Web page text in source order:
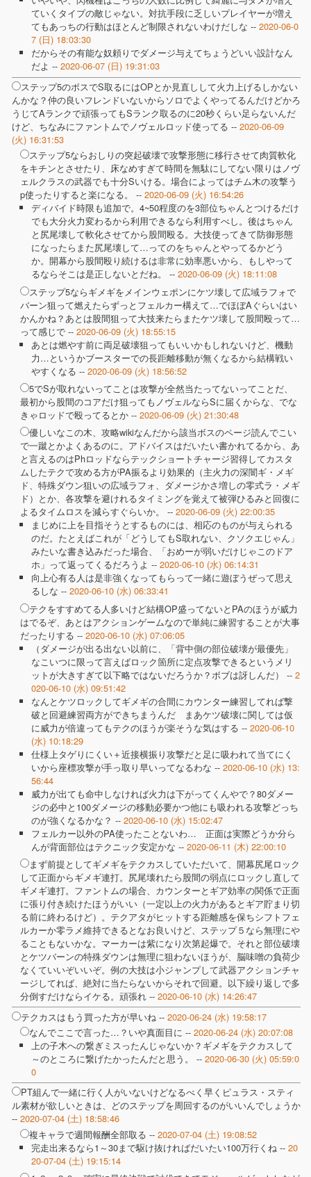
ていくタイプの敵じゃない。対抗手段に乏しいプレイヤーが増え
てもあっちの行動はほとんど制限されないわけだしな -- 2020-06-0
7 (日) 18:03:30
だからその有能な奴頼りでダメージ与えてちょうどいい設計なん
だよ -- 2020-06-07 (日) 19:31:03
ステップ5のボスでS取るにはOPとか見直しして火力上げるしかない
んかな？仲の良いフレンドいないからソロでよくやってるんだけどかろ
うじてAランクで頑張ってもSランク取るのに20秒くらい足らないんだ
けど、ちなみにファントムでノヴェルロッド使ってる -- 2020-06-09
(火) 16:31:53
ステップ5ならおしりの突起破壊で攻撃形態に移行させて肉質軟化
をキチンとさせたり、床なめすぎて時間を無駄にしてない限りはノヴ
ェルクラスの武器でも十分Sいける。場合によってはチム木の攻撃う
p使ったりすると楽になる。 -- 2020-06-09 (火) 16:54:26
ディバイド時限も追加で。4~50程度のを3部位ちゃんとつけるだけ
でも大分火力変わるから利用できるなら利用すべし。後はちゃん
と尻尾壊して軟化させてから股間殴る。大技使ってきて防御形態
になったらまた尻尾壊して…ってのをちゃんとやってるかどう
か。開幕から股間殴り続けるは非常に効率悪いから、もしやって
るならそこは是正しないとだね。 -- 2020-06-09 (火) 18:11:08
ステップ5ならギメギをメインウェポンにケツ壊して広域ラフォで
バーン狙って燃えたらずっとフェルカー構えて…でほぼAぐらいはい
かんかね？あとは股間狙って大技来たらまたケツ壊して股間殴って…
って感じで -- 2020-06-09 (火) 18:55:15
あとは燃やす前に両足破壊狙ってもいいかもしれないけど、機動
力…というかブースターでの長距離移動が無くなるから結構戦い
やすくなる -- 2020-06-09 (火) 18:56:52
5でSが取れないってことは攻撃が全然当たってないってことだ、
最初から股間のコアだけ狙ってもノヴェルならSに届くからな、でな
きゃロッドで殴ってるとか -- 2020-06-09 (火) 21:30:48
優しいなこの木、攻略wikiなんだから該当ボスのページ読んでこい
で一蹴とかよくあるのに。アドバイスはだいたい書かれてるから、あ
と言えるのはPhロッドならテックショートチャージ習得してカスタ
ムしたテクで攻める方がPA振るより効果的（主火力の深闇ギ・メギ
ド、特殊ダウン狙いの広域ラフォ、ダメージかさ増しの零式ラ・メギ
ド）とか、各攻撃を避けれるタイミングを覚えて被弾ひるみと回復に
よるタイムロスを減らすぐらいか。 -- 2020-06-09 (火) 22:00:35
まじめに上を目指そうとするものには、相応のものが与えられる
のだ。たとえばこれが「どうしてもS取れない、クソクエじゃん」
みたいな書き込みだった場合、「おめーが弱いだけじゃこのドア
ホ」って返ってくるだろうよ -- 2020-06-10 (水) 06:14:31
向上心有る人は是非強くなってもらって一緒に遊ぼうぜって思え
るしな -- 2020-06-10 (水) 06:33:41
テクをすすめてる人多いけど結構OP盛ってないとPAのほうが威力
はでるぞ、あとはアクションゲームなので単純に練習することが大事
だったりする -- 2020-06-10 (水) 07:06:05
（ダメージが出る出ない以前に、「背中側の部位破壊が最優先」
なこいつに限って言えばロック箇所に定点攻撃できるというメリ
ットが大きすぎて以下略ではないだろうか？ボブは訝しんだ） -- 2
020-06-10 (水) 09:51:42
なんとケツロックしてギメギの合間にカウンター練習してれば撃
破と回避練習両方ができちまうんだ まあケツ破壊に関しては仮
に威力が倍違ってもテクのほうが楽そうな気はする -- 2020-06-10
(水) 10:18:29
仕様上タゲりにくい＋近接横振り攻撃だと足に吸われて当てにく
いから座標攻撃が手っ取り早いってなるわな -- 2020-06-10 (水) 13:
56:44
威力が出ても命中しなければ火力は下がってくんやで？80ダメー
ジの必中と100ダメージの移動必要かつ他にも吸われる攻撃どっち
のが強くなるかな？ -- 2020-06-10 (水) 15:02:47
フェルカー以外のPA使ったことないわ… 正面は実際どうか分ら
んが背面部位はテクニック安定かな -- 2020-06-11 (木) 22:00:10
まず前提としてギメギをテクカスしていただいて、開幕尻尾ロック
して正面からギメギ連打。尻尾壊れたら股間の弱点にロックし直して
ギメギ連打。ファントムの場合、カウンターとギア効率の関係で正面
に張り付き続けたほうがいい（一定以上の火力があるとギア貯まり切
る前に終わるけど）。テクアタがヒットする距離感を保ちシフトフェ
ルカーか零ラメ維持できるとなお良いけど、ステップ５なら無理にや
ることもないかな。マーカーは紫になり次第起爆で。それと部位破壊
とケツバーンの特殊ダウンは無理に狙わないほうが、脳味噌の負荷少
なくていいぞいいぞ。例の大技は小ジャンプして武器アクションチャ
ージしてれば、絶対に当たらないからそれで回避。以下繰り返しで多
分倒すだけならイケる。頑張れ -- 2020-06-10 (水) 14:26:47
テクカスはもう買った方が早いね -- 2020-06-24 (水) 19:58:17
なんでここで言った…？いや真面目に -- 2020-06-24 (水) 20:07:08
上の子木への繋ぎミスったんじゃないか？ギメギをテクカスして
～のところに繋げたかったんだと思う。 -- 2020-06-30 (火) 05:59:0
0
PT組んで一緒に行く人がいないけどなるべく早くピュラス・スティ
ル素材が欲しいときは、どのステップを周回するのがいいんでしょうか
-- 2020-07-04 (土) 18:58:46
複キャラで週間報酬全部取る -- 2020-07-04 (土) 19:08:52
完走出来るなら1～30まで駆け抜ければだいたい100万行くね -- 20
20-07-04 (土) 19:15:14